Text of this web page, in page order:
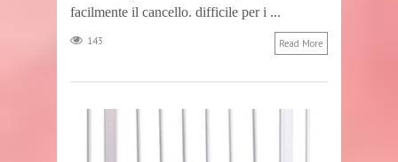
facilmente il cancello. difficile per i ...
143 Read More